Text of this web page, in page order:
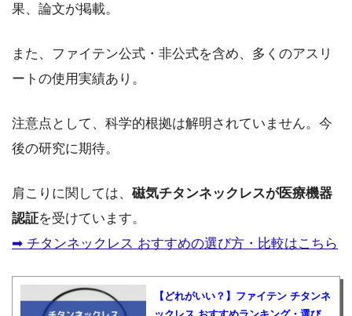
果、論文が掲載。
また、ファイテン公式・非公式を含め、多くのアスリ
ートの使用実績あり。
注意点として、科学的根拠は解明されていません。今
後の研究に期待。
肩こりに関しては、 磁気チタンネックレスが医療機器
認証を受けています。
➡︎ チタンネックレス おすすめの選び方・比較はこちら
【どれがいい？】ファイテン チタンネ